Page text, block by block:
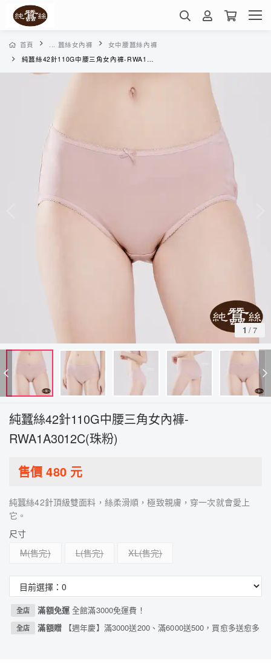
首頁 ... 蠶絲女內褲
女中腰蠶絲內褲
純蠶絲42針110G中腰三角女內褲-RWA1A3012C(珠粉)
1 /7
純蠶絲42針110G中腰三角女內褲-
RWA1A3012C(珠粉)
售價480元
純蠶絲42針頂級雙面料，絲柔滑順，極致親膚，穿一次就會愛上
它。
尺寸
M
L XL
全店 滿額免運全館滿3000免運費！
全店 滿額贈 【週年慶】滿3000送200、滿6000送500，買愈多送愈多